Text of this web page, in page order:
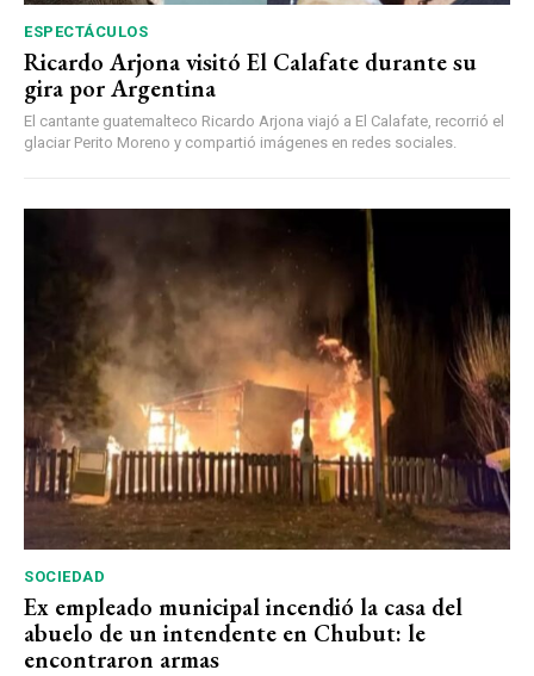
ESPECTÁCULOS
Ricardo Arjona visitó El Calafate durante su
gira por Argentina
El cantante guatemalteco Ricardo Arjona viajó a El Calafate, recorrió el
glaciar Perito Moreno y compartió imágenes en redes sociales.
SOCIEDAD
Ex empleado municipal incendió la casa del
abuelo de un intendente en Chubut: le
encontraron armas